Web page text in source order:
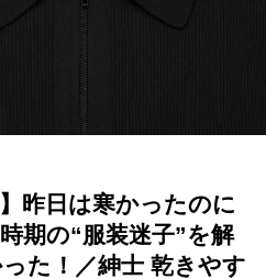
昨日は寒かったのに
期の“服装迷子”を解
た！／紳士 乾きやす